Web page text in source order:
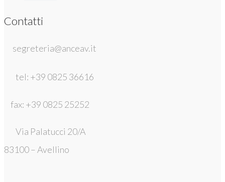
Contatti
segreteria@anceav.it
tel: +39 0825 36616
fax: +39 0825 25252
Via Palatucci 20/A
83100 – Avellino